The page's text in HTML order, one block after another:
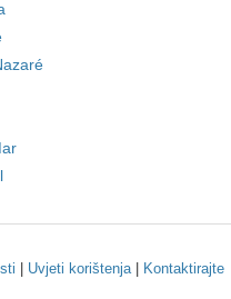
Uvjeti korištenja|
Kontaktirajte